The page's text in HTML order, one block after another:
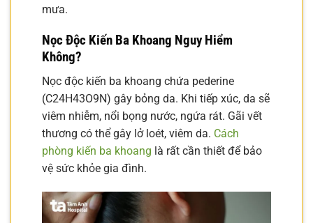
mưa.
Nọc Độc Kiến Ba Khoang Nguy Hiểm
Không?
Nọc độc kiến ba khoang chứa pederine
(C24H43O9N) gây bỏng da. Khi tiếp xúc, da sẽ
viêm nhiễm, nổi bọng nước, ngứa rát. Gãi vết
thương có thể gây lở loét, viêm da. Cách
phòng kiến ba khoang là rất cần thiết để bảo
vệ sức khỏe gia đình.